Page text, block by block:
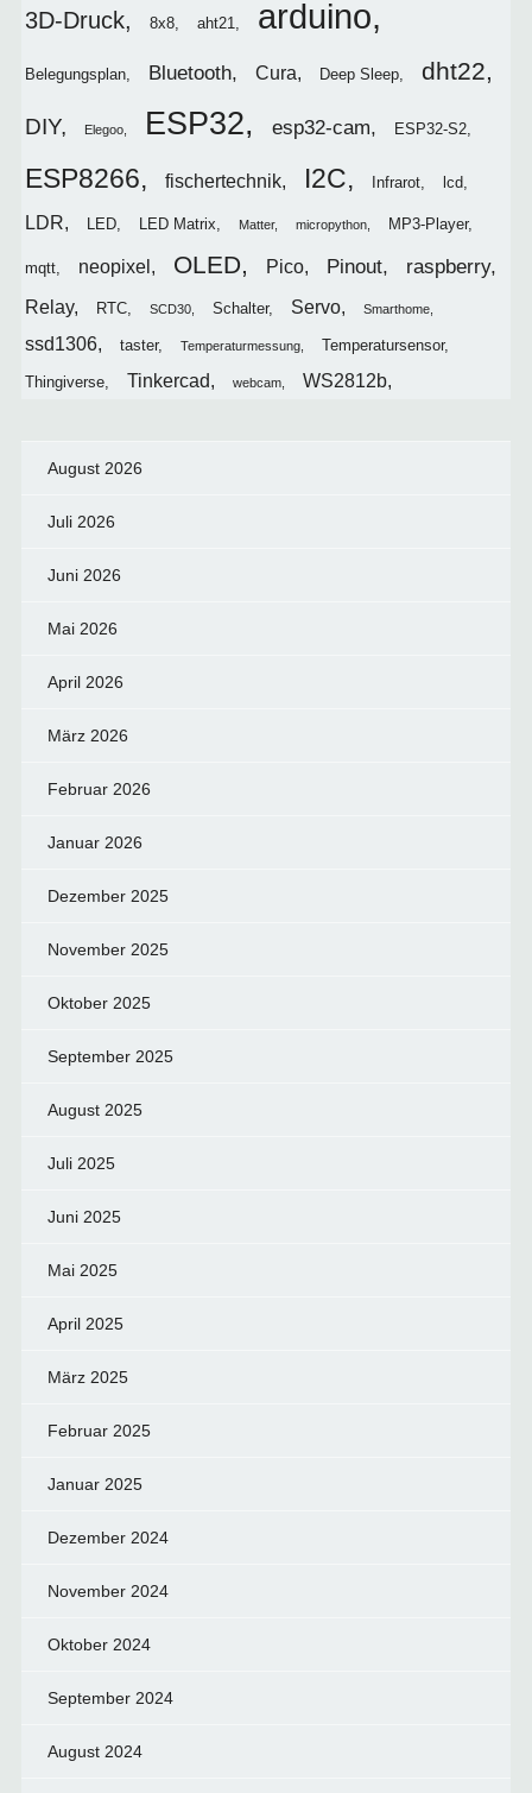
3D-Druck 8x8 aht21 arduino
Belegungsplan Bluetooth Cura Deep Sleep dht22
DIY Elegoo ESP32 esp32-cam ESP32-S2
ESP8266 fischertechnik I2C Infrarot lcd
LDR LED LED Matrix Matter micropython MP3-Player
mqtt neopixel OLED Pico Pinout raspberry
Relay RTC SCD30 Schalter Servo Smarthome
ssd1306 taster Temperaturmessung Temperatursensor
Thingiverse Tinkercad webcam WS2812b
August 2026
Juli 2026
Juni 2026
Mai 2026
April 2026
März 2026
Februar 2026
Januar 2026
Dezember 2025
November 2025
Oktober 2025
September 2025
August 2025
Juli 2025
Juni 2025
Mai 2025
April 2025
März 2025
Februar 2025
Januar 2025
Dezember 2024
November 2024
Oktober 2024
September 2024
August 2024